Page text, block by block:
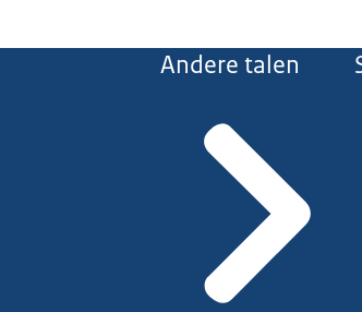
Andere talen